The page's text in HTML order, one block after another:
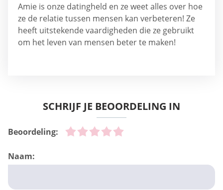
Amie is onze datingheld en ze weet alles over hoe
ze de relatie tussen mensen kan verbeteren! Ze
heeft uitstekende vaardigheden die ze gebruikt
om het leven van mensen beter te maken!
SCHRIJF JE BEOORDELING IN
Beoordeling:
Naam: